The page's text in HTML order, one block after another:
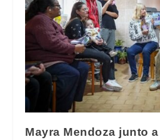
Mayra Mendoza junto